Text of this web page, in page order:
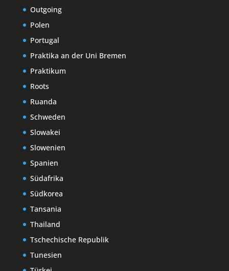
Outgoing
Polen
Portugal
Praktika an der Uni Bremen
Praktikum
Roots
Ruanda
Schweden
Slowakei
Slowenien
Spanien
Südafrika
Südkorea
Tansania
Thailand
Tschechische Republik
Tunesien